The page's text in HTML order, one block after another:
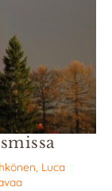
Luca